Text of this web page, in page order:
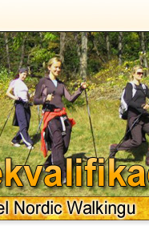
Nordic Walkingu